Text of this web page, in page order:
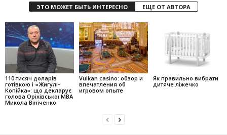
ЭТО МОЖЕТ БЫТЬ ИНТЕРЕСНО ЕЩЕ ОТ АВТОРА
110 тисяч доларів
готівкою і «Жигулі-
Копійка»: що декларує
голова Оріхівської МВА
Микола Вініченко
Vulkan casino: обзор и
впечатления об
игровом опыте
Як правильно вибрати
дитяче ліжечко